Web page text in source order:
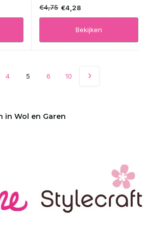
€4,75 €4,28
Bekijken
4 5 6 10
in Wol en Garen